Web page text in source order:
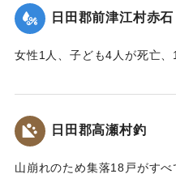
｜固有コード:00268359
日田郡前津江村赤石
女性1人、子ども4人が死亡、
｜固有コード:00268360
日田郡高瀬村釣
山崩れのため集落18戸がす